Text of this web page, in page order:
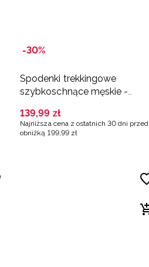
-30%
Spodenki trekkingowe
szybkoschnące męskie -
139,99 zł
Najniższa cena z ostatnich 30 dni przed
obniżką 199,99 zł